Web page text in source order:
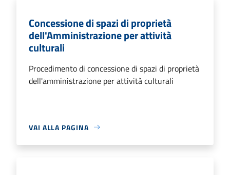
Concessione di spazi di proprietà
dell'Amministrazione per attività
culturali
Procedimento di concessione di spazi di proprietà
dell'amministrazione per attività culturali
VAI ALLA PAGINA